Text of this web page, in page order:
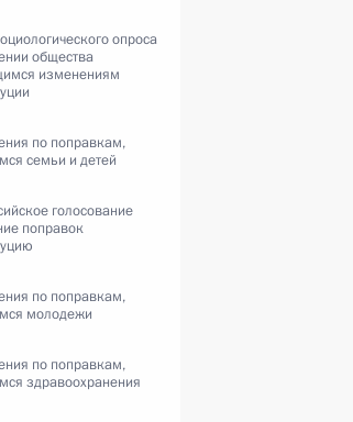
опроса
общества
изменениям
по поправкам,
семьи и детей
голосование
поправок
по поправкам,
молодежи
по поправкам,
здравоохранения